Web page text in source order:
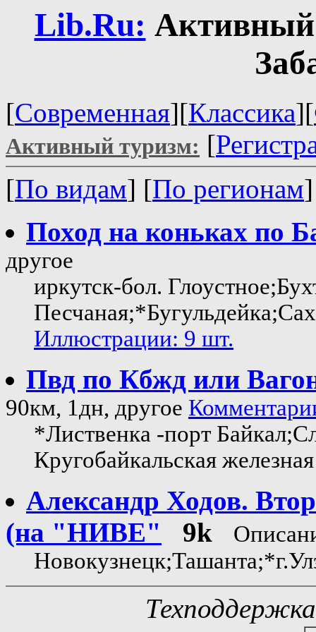
Lib.Ru:
[Современная][Классика][
Активный туризм: [
[По видам] [По регионам
Поход на коньках по
другое
иркутск-бол.
Иллюстрации: 9 шт.
Пвд по Кбжд или
90км, 1дн, другое
*Лиственка -порт
Кругобайкальская
Александр Ходов.
(на "НИВЕ"
9k